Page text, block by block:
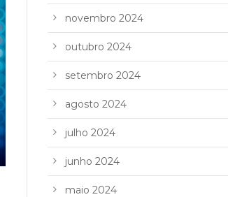
novembro 2024
outubro 2024
setembro 2024
agosto 2024
julho 2024
junho 2024
maio 2024